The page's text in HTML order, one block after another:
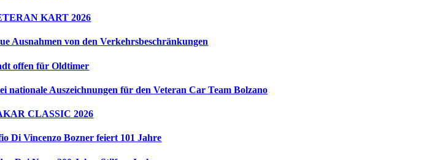
KART 2026
Ausnahmen von den Verkehrsbeschränkungen
offen für Oldtimer
nationale Auszeichnungen für den Veteran Car Team Bolzano
CLASSIC 2026
Di Vincenzo Bozner feiert 101 Jahre